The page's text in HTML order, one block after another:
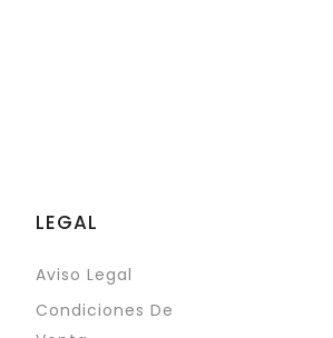
LEGAL
Aviso Legal
Condiciones De